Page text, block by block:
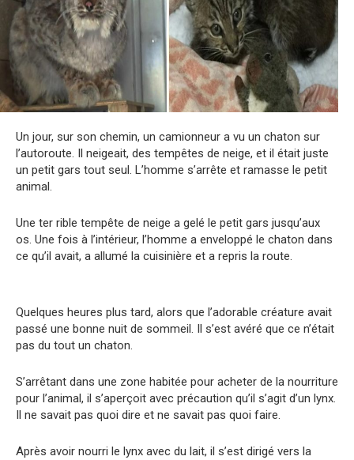
Un jour, sur son chemin, un camionneur a vu un chaton sur
l’autoroute. Il neigeait, des tempêtes de neige, et il était juste
un petit gars tout seul. L’homme s’arrête et ramasse le petit
animal.
Une ter rible tempête de neige a gelé le petit gars jusqu’aux
os. Une fois à l’intérieur, l’homme a enveloppé le chaton dans
ce qu’il avait, a allumé la cuisinière et a repris la route.
Quelques heures plus tard, alors que l’adorable créature avait
passé une bonne nuit de sommeil. Il s’est avéré que ce n’était
pas du tout un chaton.
S’arrêtant dans une zone habitée pour acheter de la nourriture
pour l’animal, il s’aperçoit avec précaution qu’il s’agit d’un lynx.
Il ne savait pas quoi dire et ne savait pas quoi faire.
Après avoir nourri le lynx avec du lait, il s’est dirigé vers la